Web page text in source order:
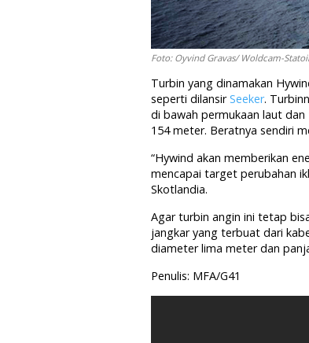
Foto: Oyvind Gravas/ Woldcam-
Turbin yang dinamakan
seperti dilansirSeeker.
di bawah permukaan laut
154 meter. Beratnya sendiri
“Hywind akan memberikan
mencapai target perubahan
Skotlandia.
Agar turbin angin ini tetap
jangkar yang terbuat dari
diameter lima meter dan
Penulis: MFA/G41